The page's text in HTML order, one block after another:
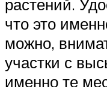
растений.
что это
можно,
участки с
именно те